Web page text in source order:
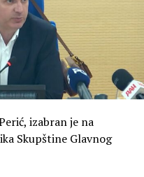
izabran je na
Skupštine Glavnog